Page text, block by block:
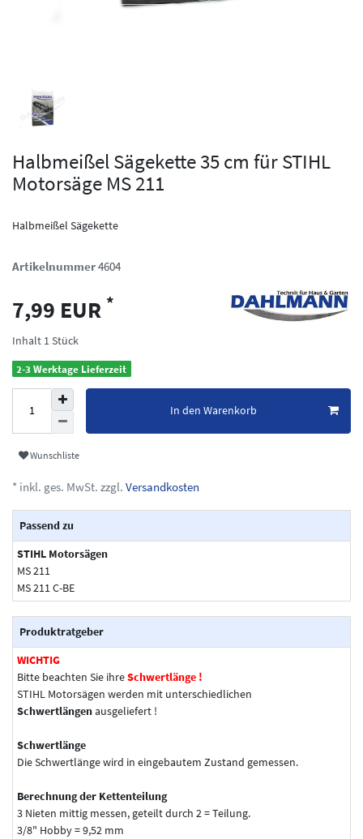
Halbmeißel Sägekette 35 cm für STIHL
Motorsäge MS 211
Halbmeißel Sägekette
Artikelnummer4604
7,99 EUR *
Inhalt 1 Stück
2-3 Werktage Lieferzeit
In den Warenkorb
Wunschliste
* inkl. ges. MwSt. zzgl. Versandkosten
Passend zu
STIHL Motorsägen
MS 211
MS 211 C-BE
Produktratgeber
WICHTIG
Bitte beachten Sie ihreSchwertlänge !
STIHL Motorsägen werden mit unterschiedlichen
Schwertlängenausgeliefert !
Schwertlänge
Die Schwertlänge wird in eingebautem Zustand gemessen.
Berechnung der Kettenteilung
3 Nieten mittig messen, geteilt durch 2 = Teilung.
3/8" Hobby = 9,52 mm